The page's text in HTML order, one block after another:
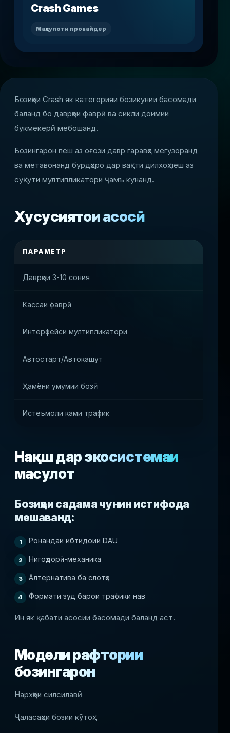
Crash Games
Маҳсулоти провайдер
Бозиҳои Crash як категорияи бозикунии басомади
баланд бо даврҳои фаврӣ ва сикли доимии
букмекерӣ мебошанд.
Бозингарон пеш аз оғози давр гаравҳо мегузоранд
ва метавонанд бурдҳоро дар вақти дилхоҳ пеш аз
суқути мултипликатори ҷамъ кунанд.
Хусусиятҳои асосӣ
ПАРАМЕТР
Даврҳои 3-10 сония
Кассаи фаврӣ
Интерфейси мултипликатори
Автостарт/Автокашут
Ҳамёни умумии бозӣ
Истеъмоли ками трафик
Нақш дар экосистемаи
маҳсулот
Бозиҳои садама чунин истифода
мешаванд:
Ронандаи ибтидоии DAU
Нигоҳдорӣ-механика
Алтернатива ба слотҳо
Формати зуд барои трафики нав
Ин як қабати асосии басомади баланд аст.
Модели рафтории
бозингарон
Нархҳои силсилавӣ
Ҷаласаҳои бозии кӯтоҳ